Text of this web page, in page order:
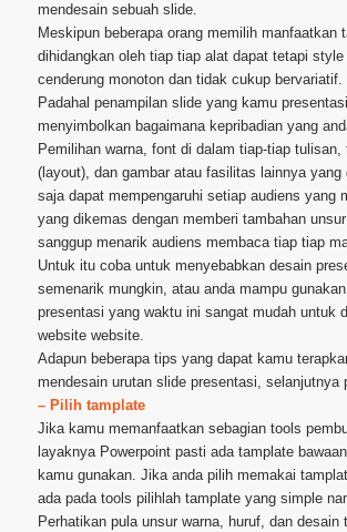
mendesain sebuah slide.
Meskipun beberapa orang memilih manfaatkan
dihidangkan oleh tiap tiap alat dapat tetapi
cenderung monoton dan tidak cukup bervariatif.
Padahal penampilan slide yang kamu
menyimbolkan bagaimana kepribadian yang
Pemilihan warna, font di dalam tiap-tiap tulisan,
(layout), dan gambar atau fasilitas lainnya yang
saja dapat mempengaruhi setiap audiens yang
yang dikemas dengan memberi tambahan
sanggup menarik audiens membaca tiap tiap
Untuk itu coba untuk menyebabkan desain
semenarik mungkin, atau anda mampu
presentasi yang waktu ini sangat mudah untuk
website website.
Adapun beberapa tips yang dapat kamu
mendesain urutan slide presentasi, selanjutnya
– Pilih tamplate
Jika kamu memanfaatkan sebagian tools
layaknya Powerpoint pasti ada tamplate
kamu gunakan. Jika anda pilih memakai
ada pada tools pilihlah tamplate yang simple
Perhatikan pula unsur warna, huruf, dan desain